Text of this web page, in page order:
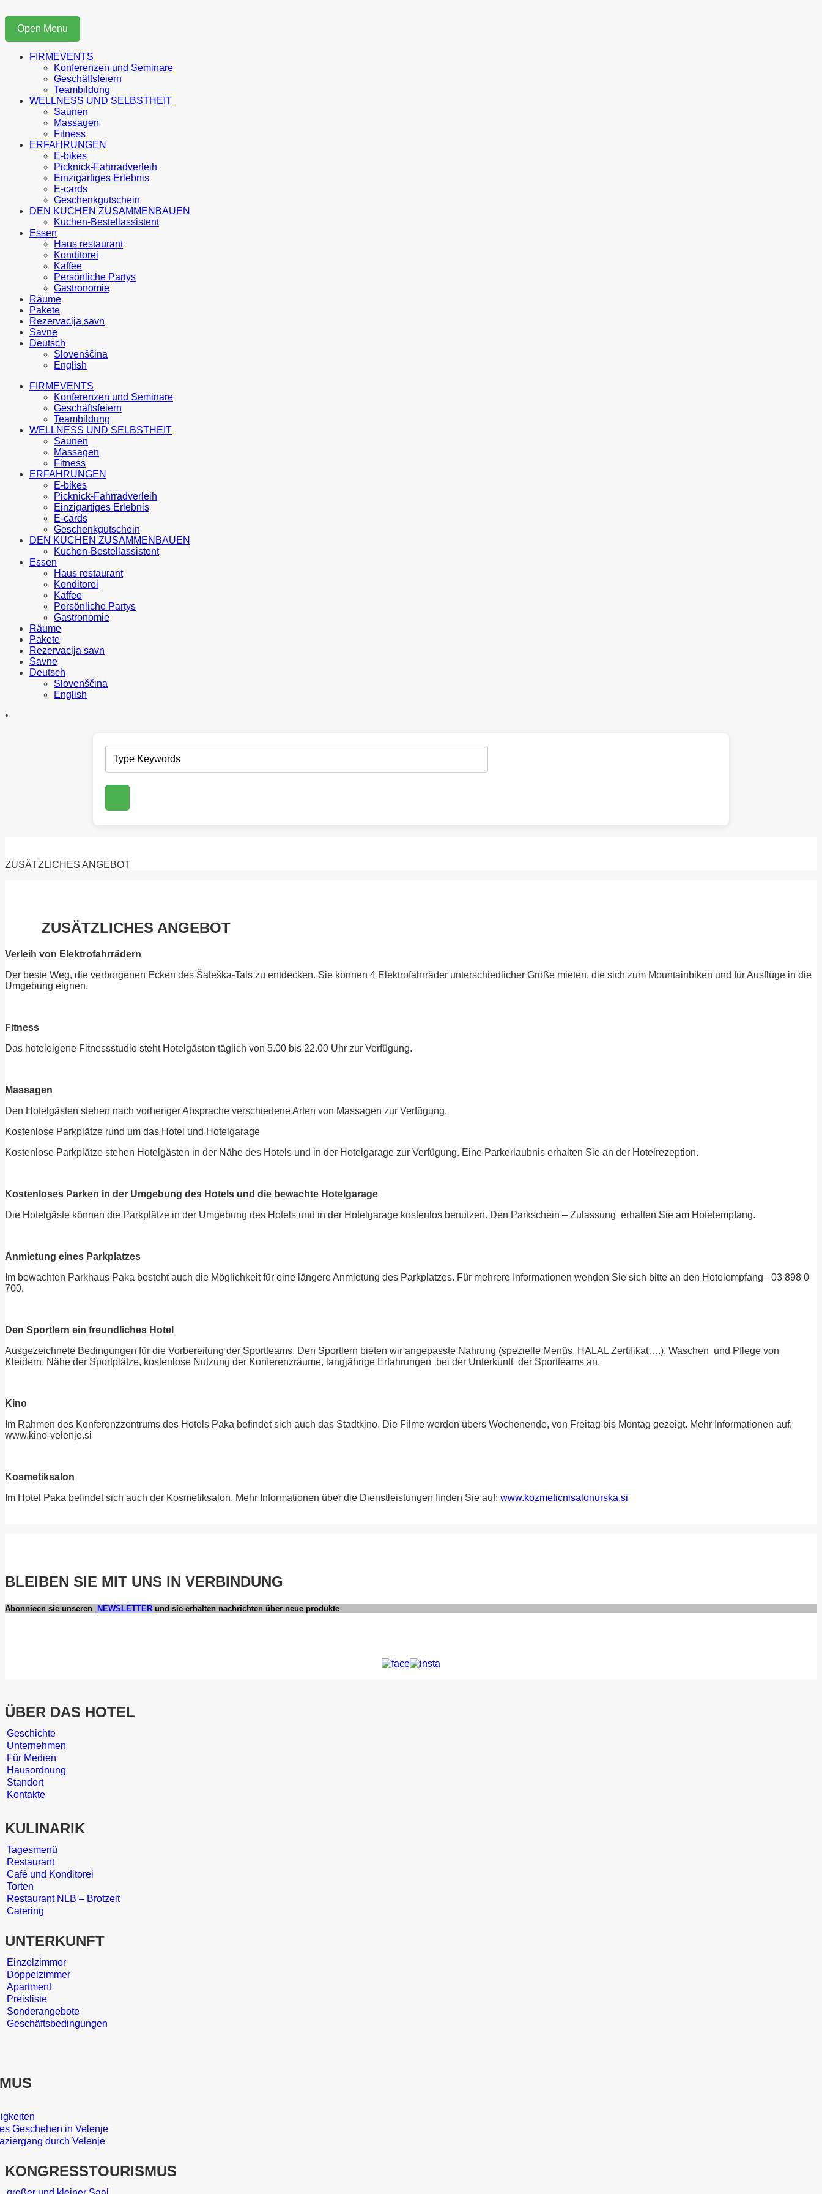
Open Menu
FIRMEVENTS
Konferenzen und Seminare
Geschäftsfeiern
Teambildung
WELLNESS UND SELBSTHEIT
Saunen
Massagen
Fitness
ERFAHRUNGEN
E-bikes
Picknick-Fahrradverleih
Einzigartiges Erlebnis
E-cards
Geschenkgutschein
DEN KUCHEN ZUSAMMENBAUEN
Kuchen-Bestellassistent
Essen
Haus restaurant
Konditorei
Kaffee
Persönliche Partys
Gastronomie
Räume
Pakete
Rezervacija savn
Savne
Deutsch
Slovenščina
English
FIRMEVENTS
Konferenzen und Seminare
Geschäftsfeiern
Teambildung
WELLNESS UND SELBSTHEIT
Saunen
Massagen
Fitness
ERFAHRUNGEN
E-bikes
Picknick-Fahrradverleih
Einzigartiges Erlebnis
E-cards
Geschenkgutschein
DEN KUCHEN ZUSAMMENBAUEN
Kuchen-Bestellassistent
Essen
Haus restaurant
Konditorei
Kaffee
Persönliche Partys
Gastronomie
Räume
Pakete
Rezervacija savn
Savne
Deutsch
Slovenščina
English
•
ZUSÄTZLICHES ANGEBOT
ZUSÄTZLICHES ANGEBOT
Verleih von Elektrofahrrädern
Der beste Weg, die verborgenen Ecken des Šaleška-Tals zu entdecken. Sie können 4 Elektrofahrräder unterschiedlicher Größe mieten, die sich zum Mountainbiken und für Ausflüge in die
Umgebung eignen.
Fitness
Das hoteleigene Fitnessstudio steht Hotelgästen täglich von 5.00 bis 22.00 Uhr zur Verfügung.
Massagen
Den Hotelgästen stehen nach vorheriger Absprache verschiedene Arten von Massagen zur Verfügung.
Kostenlose Parkplätze rund um das Hotel und Hotelgarage
Kostenlose Parkplätze stehen Hotelgästen in der Nähe des Hotels und in der Hotelgarage zur Verfügung. Eine Parkerlaubnis erhalten Sie an der Hotelrezeption.
Kostenloses Parken in der Umgebung des Hotels und die bewachte Hotelgarage
Die Hotelgäste können die Parkplätze in der Umgebung des Hotels und in der Hotelgarage kostenlos benutzen. Den Parkschein – Zulassung erhalten Sie am Hotelempfang.
Anmietung eines Parkplatzes
Im bewachten Parkhaus Paka besteht auch die Möglichkeit für eine längere Anmietung des Parkplatzes. Für mehrere Informationen wenden Sie sich bitte an den Hotelempfang– 03 898 0
700.
Den Sportlern ein freundliches Hotel
Ausgezeichnete Bedingungen für die Vorbereitung der Sportteams. Den Sportlern bieten wir angepasste Nahrung (spezielle Menüs, HALAL Zertifikat….), Waschen und Pflege von
Kleidern, Nähe der Sportplätze, kostenlose Nutzung der Konferenzräume, langjährige Erfahrungen bei der Unterkunft der Sportteams an.
Kino
Im Rahmen des Konferenzzentrums des Hotels Paka befindet sich auch das Stadtkino. Die Filme werden übers Wochenende, von Freitag bis Montag gezeigt. Mehr Informationen auf:
www.kino-velenje.si
Kosmetiksalon
Im Hotel Paka befindet sich auch der Kosmetiksalon. Mehr Informationen über die Dienstleistungen finden Sie auf: www.kozmeticnisalonurska.si
BLEIBEN SIE MIT UNS IN VERBINDUNG
Abonnieen sie unseren NEWSLETTER und sie erhalten nachrichten über neue produkte
ÜBER DAS HOTEL
Geschichte
Unternehmen
Für Medien
Hausordnung
Standort
Kontakte
KULINARIK
Tagesmenü
Restaurant
Café und Konditorei
Torten
Restaurant NLB – Brotzeit
Catering
UNTERKUNFT
Einzelzimmer
Doppelzimmer
Apartment
Preisliste
Sonderangebote
Geschäftsbedingungen
Geschehen in Velenje
durch Velenje
KONGRESSTOURISMUS